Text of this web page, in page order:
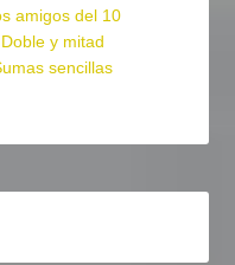
amigos del 10
y mitad
sencillas